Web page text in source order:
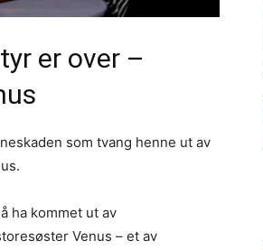
er over –
som tvang henne ut av
ha kommet ut av
Venus – et av